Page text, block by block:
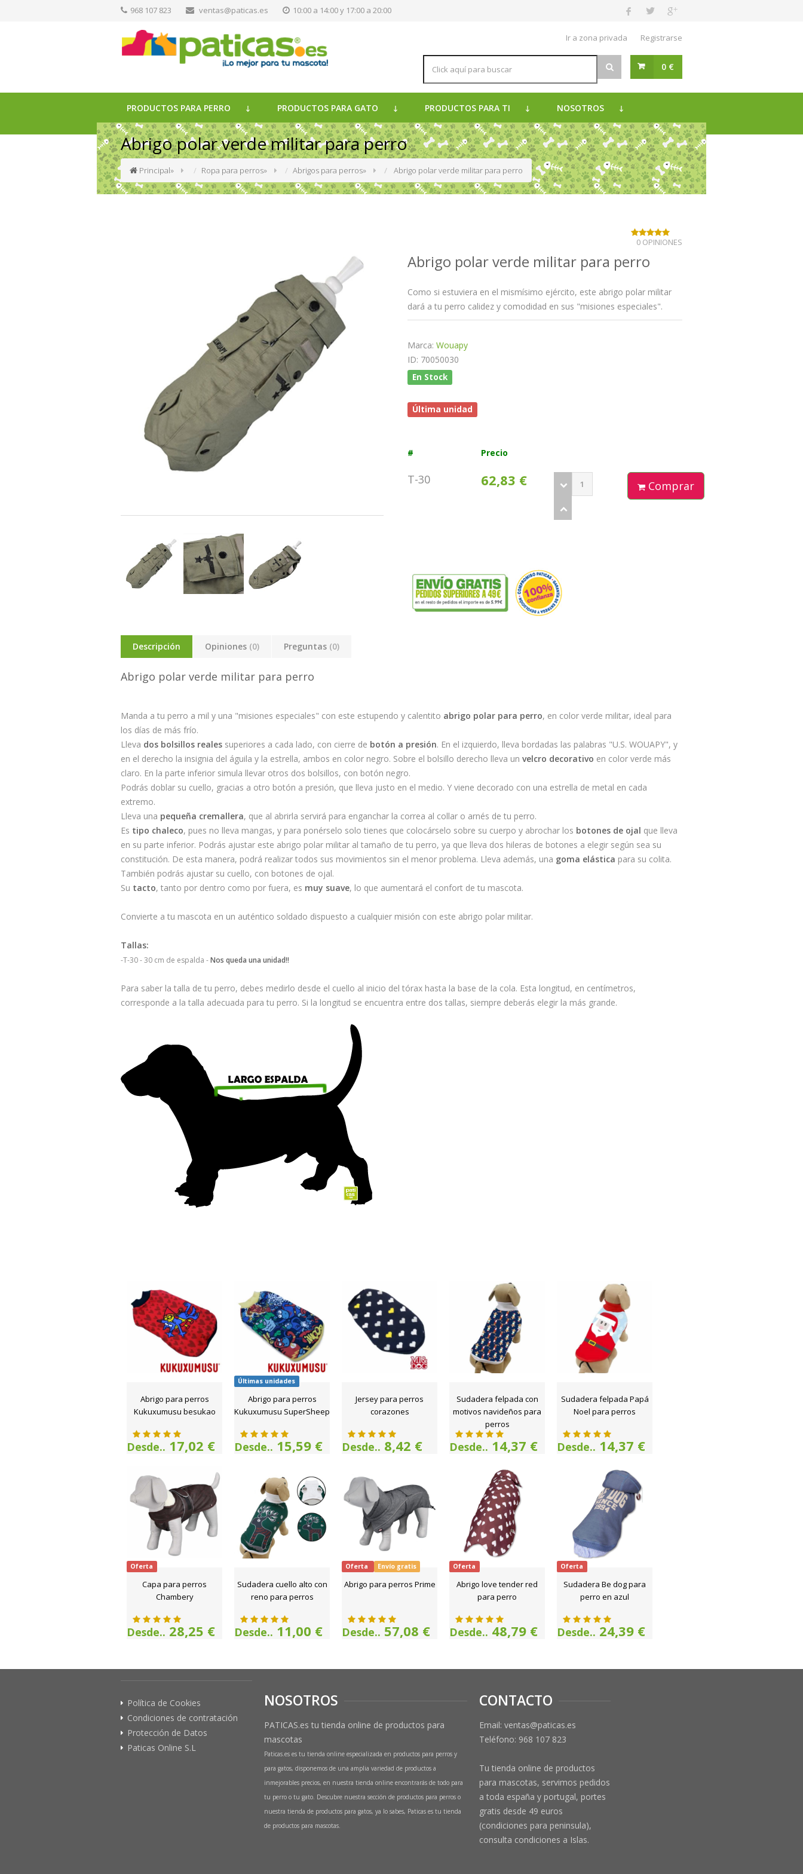
968 107 823 ventas@paticas.es 10:00 a 14:00 y 17:00 a 20:00
Ir a zona privada Registrarse
0 €
PRODUCTOS PARA PERRO PRODUCTOS PARA GATO PRODUCTOS PARA TI NOSOTROS
Abrigo polar verde militar para perro
Principal» Ropa para perros» Abrigos para perros» Abrigo polar verde militar para perro
Abrigo polar verde militar para perro
0 OPINIONES
Como si estuviera en el mismísimo ejército, este abrigo polar militar
dará a tu perro calidez y comodidad en sus "misiones especiales".
Marca: Wouapy
ID: 70050030
En Stock
Última unidad
# Precio
T-30 62,83 € Comprar
Descripción Opiniones (0) Preguntas (0)
Abrigo polar verde militar para perro
Manda a tu perro a mil y una "misiones especiales" con este estupendo y calentito abrigo polar para perro, en color verde militar, ideal para
los días de más frío.
Lleva dos bolsillos reales superiores a cada lado, con cierre de botón a presión. En el izquierdo, lleva bordadas las palabras "U.S. WOUAPY", y
en el derecho la insignia del águila y la estrella, ambos en color negro. Sobre el bolsillo derecho lleva un velcro decorativo en color verde más
claro. En la parte inferior simula llevar otros dos bolsillos, con botón negro.
Podrás doblar su cuello, gracias a otro botón a presión, que lleva justo en el medio. Y viene decorado con una estrella de metal en cada
extremo.
Lleva una pequeña cremallera, que al abrirla servirá para enganchar la correa al collar o arnés de tu perro.
Es tipo chaleco, pues no lleva mangas, y para ponérselo solo tienes que colocárselo sobre su cuerpo y abrochar los botones de ojal que lleva
en su parte inferior. Podrás ajustar este abrigo polar militar al tamaño de tu perro, ya que lleva dos hileras de botones a elegir según sea su
constitución. De esta manera, podrá realizar todos sus movimientos sin el menor problema. Lleva además, una goma elástica para su colita.
También podrás ajustar su cuello, con botones de ojal.
Su tacto, tanto por dentro como por fuera, es muy suave, lo que aumentará el confort de tu mascota.
Convierte a tu mascota en un auténtico soldado dispuesto a cualquier misión con este abrigo polar militar.
Tallas:
-T-30 - 30 cm de espalda -Nos queda una unidad!!
Para saber la talla de tu perro, debes medirlo desde el cuello al inicio del tórax hasta la base de la cola. Esta longitud, en centímetros,
corresponde a la talla adecuada para tu perro. Si la longitud se encuentra entre dos tallas, siempre deberás elegir la más grande.
Abrigo para perros
Kukuxumusu besukao
Desde.. 17,02 €
Últimas unidades
Abrigo para perros
Kukuxumusu SuperSheep
Desde.. 15,59 €
Jersey para perros
corazones
Desde.. 8,42 €
Sudadera felpada con
motivos navideños para
perros
Desde.. 14,37 €
Sudadera felpada Papá
Noel para perros
Desde.. 14,37 €
Oferta
Capa para perros
Chambery
Desde.. 28,25 €
Sudadera cuello alto con
reno para perros
Desde.. 11,00 €
Oferta Envío gratis
Abrigo para perros Prime
Desde.. 57,08 €
Oferta
Abrigo love tender red
para perro
Desde.. 48,79 €
Oferta
Sudadera Be dog para
perro en azul
Desde.. 24,39 €
Política de Cookies
Condiciones de contratación
Protección de Datos
Paticas Online S.L
NOSOTROS
PATICAS.es tu tienda online de productos para
mascotas
Paticas.es es tu tienda online especializada en productos para perros y
para gatos, disponemos de una amplia variedad de productos a
inmejorables precios, en nuestra tienda online encontrarás de todo para
tu perro o tu gato. Descubre nuestra sección de productos para perros o
nuestra tienda de productos para gatos, ya lo sabes, Paticas es tu tienda
de productos para mascotas.
CONTACTO
Email: ventas@paticas.es
Teléfono: 968 107 823
Tu tienda online de productos
para mascotas, servimos pedidos
a toda españa y portugal, portes
gratis desde 49 euros
(condiciones para peninsula),
consulta condiciones a Islas.